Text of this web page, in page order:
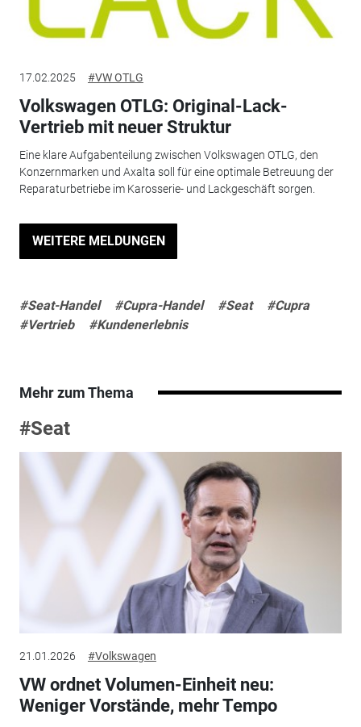
17.02.2025 #VW OTLG
Volkswagen OTLG: Original-Lack-
Vertrieb mit neuer Struktur
Eine klare Aufgabenteilung zwischen Volkswagen OTLG, den
Konzernmarken und Axalta soll für eine optimale Betreuung der
Reparaturbetriebe im Karosserie- und Lackgeschäft sorgen.
WEITERE MELDUNGEN
#Seat-Handel #Cupra-Handel #Seat
#Cupra
#Vertrieb
#Kundenerlebnis
Mehr zum Thema
#Seat
21.01.2026 #Volkswagen
VW ordnet Volumen-Einheit neu:
Weniger Vorstände, mehr Tempo